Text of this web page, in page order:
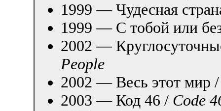
1999 — Чудесная
1999 — С тобой или
2002 —
People
2002 — Весь этот мир
2003 — Код 46 / Code